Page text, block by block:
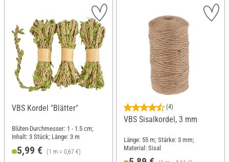
VBS Kordel "Blätter"
Blüten-Durchmesser: 1 - 1.5 cm;
Inhalt: 3 Stück; Länge: 3 m
5,99 € (1 m = 0,67 €)
(4)
VBS Sisalkordel, 3 mm
Länge: 55 m; Stärke: 3 mm;
Material: Sisal